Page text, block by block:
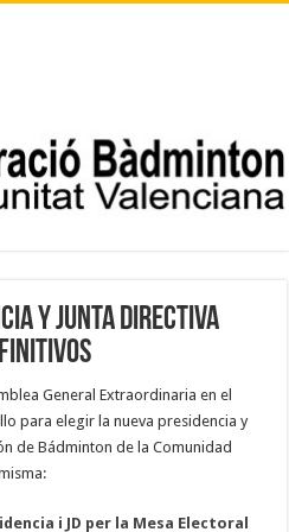
Y JUNTA DIRECTIVA
General Extraordinaria en el
para elegir la nueva presidencia y
de Bádminton de la Comunidad
i JD per la Mesa Electoral